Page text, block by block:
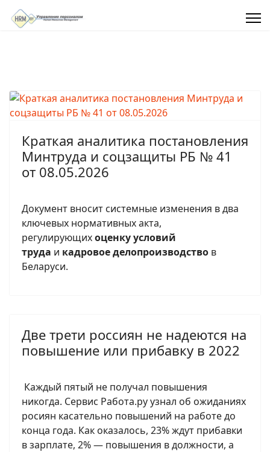
Краткая аналитика постановления
Минтруда и соцзащиты РБ № 41
от 08.05.2026
Документ вносит системные изменения в два
ключевых нормативных акта,
регулирующихоценку условий
труда и кадровое делопроизводство в
Беларуси.
Две трети россиян не надеются на
повышение или прибавку в 2022
Каждый пятый не получал повышения
никогда. Сервис Работа.ру узнал об ожиданиях
росиян касательно повышений на работе до
конца года. Как оказалось, 23% ждут прибавки
в зарплате, 2% — повышения в должности, а